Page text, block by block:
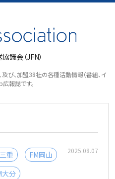
議会（JFN）
及び、加盟38社の各種活動情報（番組、イ
報誌です。
重
FM岡山
大分
2025.08.07